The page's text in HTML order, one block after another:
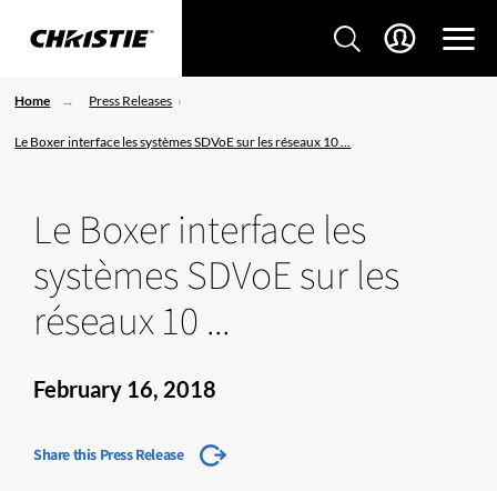
Home Press Releases
Le Boxer interface les systèmes SDVoE sur les réseaux 10 ...
Le Boxer interface les
systèmes SDVoE sur les
réseaux 10 ...
February 16, 2018
Share this Press Release